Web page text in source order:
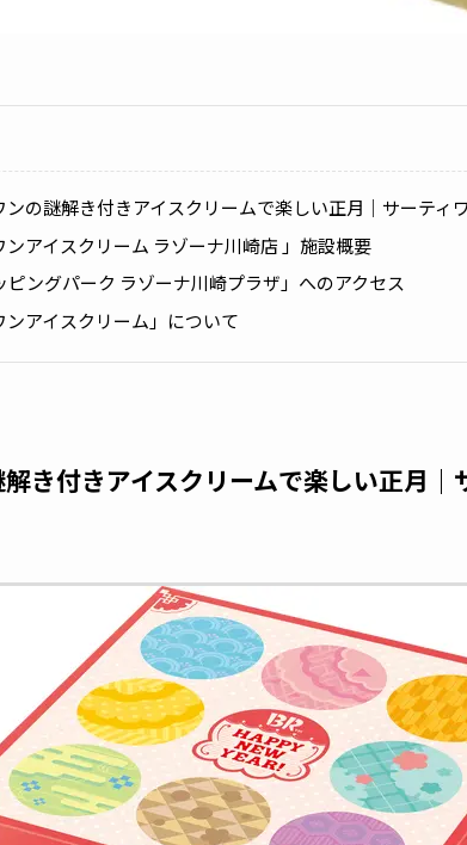
ンの謎解き付きアイスクリームで楽しい正月｜サーティ
ンアイスクリーム ラゾーナ川崎店 」施設概要
ピングパーク ラゾーナ川崎プラザ」へのアクセス
ンアイスクリーム」について
き付きアイスクリームで楽しい正月